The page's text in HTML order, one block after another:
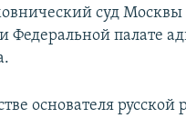
суд Москвы
Федеральной палате
основателя русской